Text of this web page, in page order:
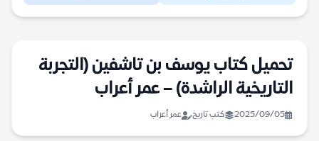
تحميل كتاب يوسف بن تاشفين (التجربة
التاريخية الراشدة) – عمر أعراب
2025/09/05 كتب تاريخ عمر أعراب